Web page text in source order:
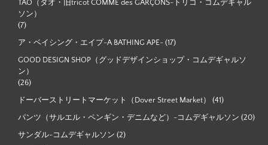
TAO（タオ・旧tricot COMME des GARÇONS-トリコ・コムデギャル
ソン）
(7)
ア・ベイシング・エイプ-A BATHING APE- (17)
GOOD DESIGN SHOP（グッドデザインショップ・コムデギャルソ
ン）
(26)
ドーバーストリートマーケット（Dover Street Market） (41)
パンツ（サルエル・ペンギン・デニムなど）-コムデギャルソン (20)
サンダル-コムデギャルソン (2)